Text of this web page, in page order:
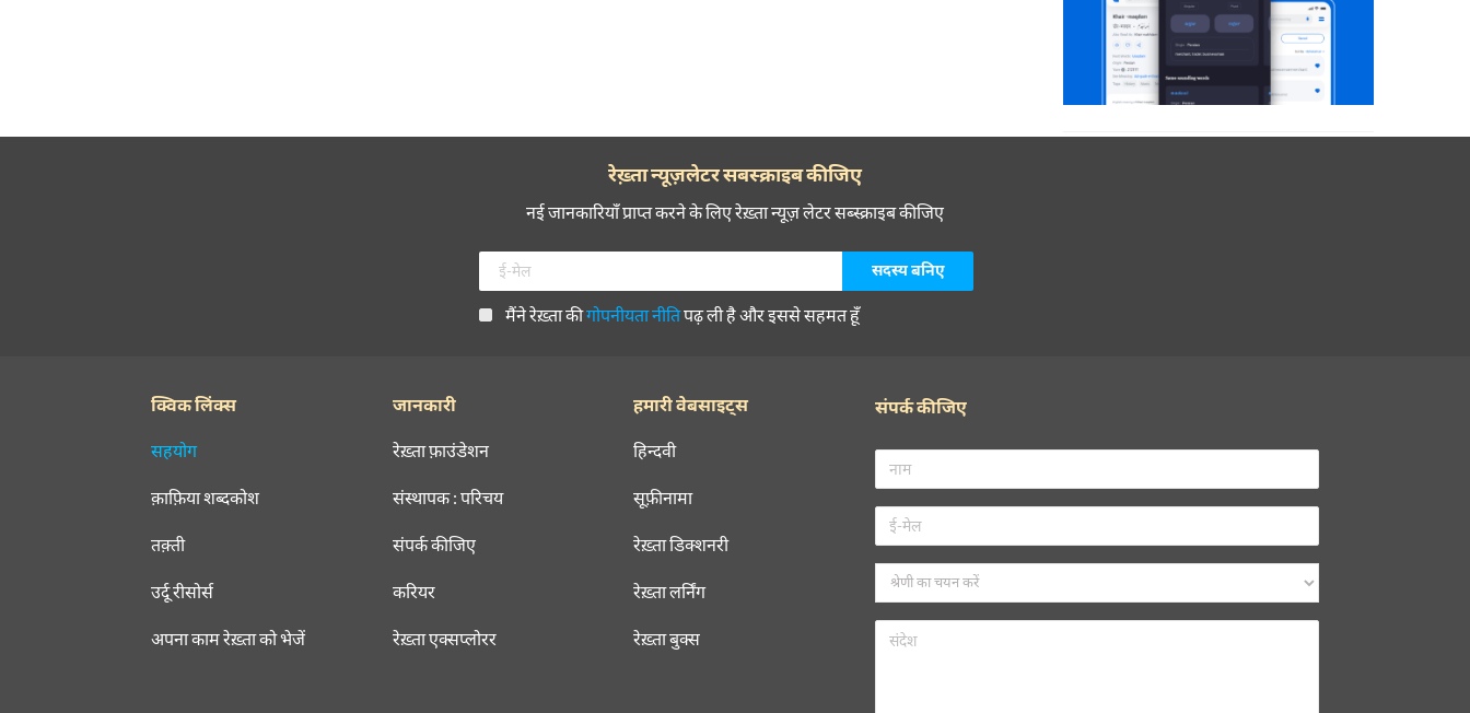
रेख़्ता न्यूज़लेटर सबस्क्राइब कीजिए
नई जानकारियाँ प्राप्त करने के लिए रेख़्ता न्यूज़ लेटर सब्स्क्राइब कीजिए
मैंने रेख़्ता कीगोपनीयता नीतिपढ़ ली है और इससे सहमत हूँ
क्विक लिंक्स
सहयोग
क़ाफ़िया शब्दकोश
तक़्ती
उर्दू रीसोर्स
अपना काम रेख़्ता को भेजें
जानकारी
रेख़्ता फ़ाउंडेशन
संस्थापक : परिचय
संपर्क कीजिए
करियर
रेख़्ता एक्सप्लोरर
हमारी वेबसाइट्स
हिन्दवी
सूफ़ीनामा
रेख़्ता डिक्शनरी
रेख़्ता लर्निंग
रेख़्ता बुक्स
संपर्क कीजिए